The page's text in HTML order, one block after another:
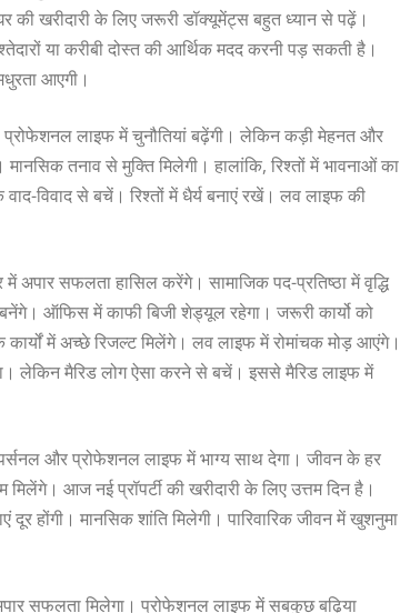
खरीदारी के लिए जरूरी डॉक्यूमेंट्स बहुत ध्यान से पढ़ें।
या करीबी दोस्त की आर्थिक मदद करनी पड़ सकती है।
आएगी।
प्रोफेशनल लाइफ में चुनौतियां बढ़ेंगी। लेकिन कड़ी मेहनत और
तनाव से मुक्ति मिलेगी। हालांकि, रिश्तों में भावनाओं का
विवाद से बचें। रिश्तों में धैर्य बनाएं रखें। लव लाइफ की
अपार सफलता हासिल करेंगे। सामाजिक पद-प्रतिष्ठा में वृद्धि
ऑफिस में काफी बिजी शेड्यूल रहेगा। जरूरी कार्यो को
में अच्छे रिजल्ट मिलेंगे। लव लाइफ में रोमांचक मोड़ आएंगे।
लेकिन मैरिड लोग ऐसा करने से बचें। इससे मैरिड लाइफ में
और प्रोफेशनल लाइफ में भाग्य साथ देगा। जीवन के हर
आज नई प्रॉपर्टी की खरीदारी के लिए उत्तम दिन है।
होंगी। मानसिक शांति मिलेगी। पारिवारिक जीवन में खुशनुमा
अपार सफलता मिलेगा। प्रोफेशनल लाइफ में सबकुछ बढ़िया